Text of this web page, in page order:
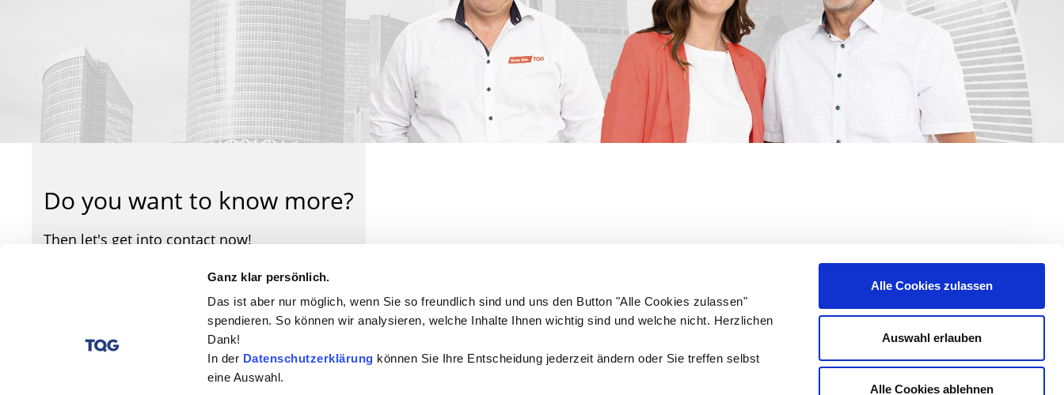
Ganz klar persönlich.
Das ist aber nur möglich, wenn Sie so freundlich sind und uns den Button "Alle Cookies zulassen"
spendieren. So können wir analysieren, welche Inhalte Ihnen wichtig sind und welche nicht. Herzlichen
Dank!
In der Datenschutzerklärung können Sie Ihre Entscheidung jederzeit ändern oder Sie treffen selbst
eine Auswahl.
Alle Cookies zulassen
Auswahl erlauben
Alle Cookies ablehnen
Do you want to know more?
Then let's get into contact now!